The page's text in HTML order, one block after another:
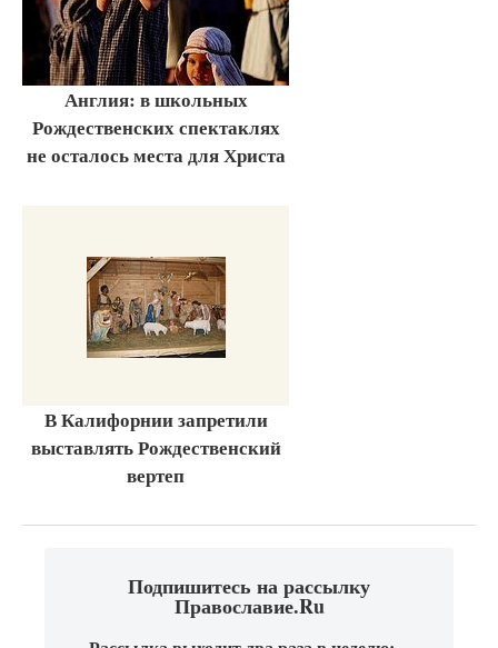
Англия: в школьных
Рождественских спектаклях
не осталось места для Христа
В Калифорнии запретили
выставлять Рождественский
вертеп
Подпишитесь на рассылку
Православие.Ru